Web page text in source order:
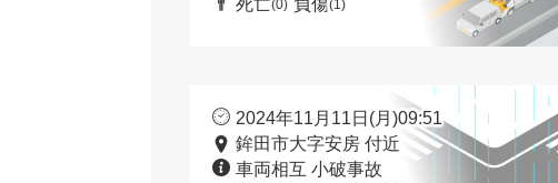
死亡(0) 負傷(1)
2024年11月11日(月)09:51
鉾田市大字安房 付近
車両相互 小破事故